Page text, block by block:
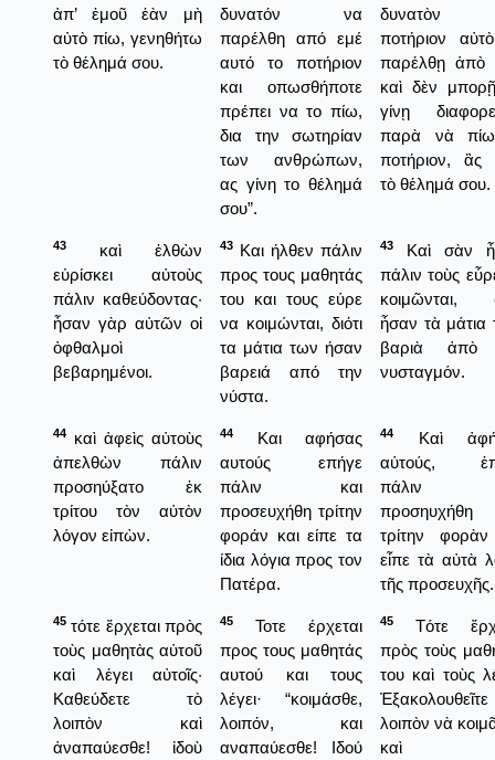
ἀπ’ ἐμοῦ ἐὰν μὴ
αὐτὸ πίω, γενηθήτω
τὸ θέλημά σου.
δυνατόν να
παρέλθη από εμέ
αυτό το ποτήριον
και οπωσθήποτε
πρέπει να το πίω,
δια την σωτηρίαν
των ανθρώπων,
ας γίνη το θέλημά
σου”.
δυνατὸν
ποτήριον
παρέλθῃ ἀπὸ
καὶ δὲν
γίνῃ
παρὰ νὰ
ποτήριον, ἂς
τὸ θέλημά σου.
43
καὶ ἐλθὼν
εὑρίσκει αὐτοὺς
πάλιν καθεύδοντας·
ἦσαν γὰρ αὐτῶν οἱ
ὀφθαλμοὶ
βεβαρημένοι.
43 Και ήλθεν πάλιν
προς τους μαθητάς
του και τους εύρε
να κοιμώνται, διότι
τα μάτια των ήσαν
βαρειά από την
νύστα.
43
Καὶ σὰν
πάλιν τοὺς
κοιμῶνται,
ἦσαν τὰ μάτια
βαριὰ ἀπὸ
νυσταγμόν.
44
καὶ ἀφεὶς αὐτοὺς
ἀπελθὼν πάλιν
προσηύξατο ἐκ
τρίτου τὸν αὐτὸν
λόγον εἰπὼν.
44
Και αφήσας
αυτούς επήγε
πάλιν και
προσευχήθη τρίτην
φοράν και είπε τα
ίδια λόγια προς τον
Πατέρα.
44
Καὶ
αὐτούς,
πάλιν
προσηυχήθη
τρίτην φορὰν
εἶπε τὰ αὐτὰ
τῆς προσευχῆς.
45 τότε ἔρχεται πρὸς
τοὺς μαθητὰς αὐτοῦ
καὶ λέγει αὐτοῖς·
Καθεύδετε τὸ
λοιπὸν καὶ
ἀναπαύεσθε! ἰδοὺ
45
Τοτε έρχεται
προς τους μαθητάς
αυτού και τους
λέγει· “κοιμάσθε,
λοιπόν, και
αναπαύεσθε! Ιδού
45
Τότε
πρὸς τοὺς
του καὶ τοὺς
Ἐξακολουθεῖτε
λοιπὸν νὰ
καὶ